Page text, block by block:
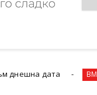
дата BMI calc